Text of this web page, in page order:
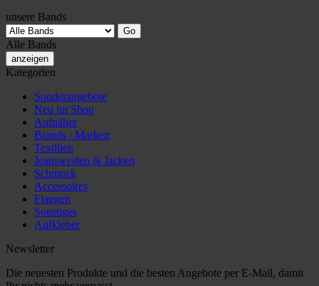
unsere Bands
Alle Bands
anzeigen
Kategorien
Sonderangebote
Neu im Shop
Aufnäher
Brands / Marken
Textilien
Jeanswesten & Jacken
Schmuck
Accessoires
Flaggen
Sonstiges
Aufkleber
Newsletter
Die neuesten Produkte und die besten Angebote per E-Mail, damit